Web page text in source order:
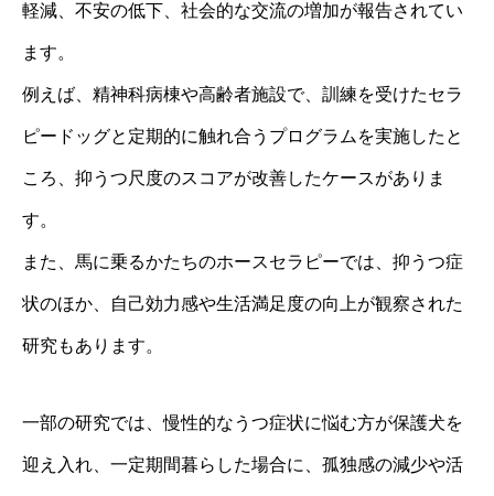
軽減、不安の低下、社会的な交流の増加が報告されてい
ます。
例えば、精神科病棟や高齢者施設で、訓練を受けたセラ
ピードッグと定期的に触れ合うプログラムを実施したと
ころ、抑うつ尺度のスコアが改善したケースがありま
す。
また、馬に乗るかたちのホースセラピーでは、抑うつ症
状のほか、自己効力感や生活満足度の向上が観察された
研究もあります。
一部の研究では、慢性的なうつ症状に悩む方が保護犬を
迎え入れ、一定期間暮らした場合に、孤独感の減少や活